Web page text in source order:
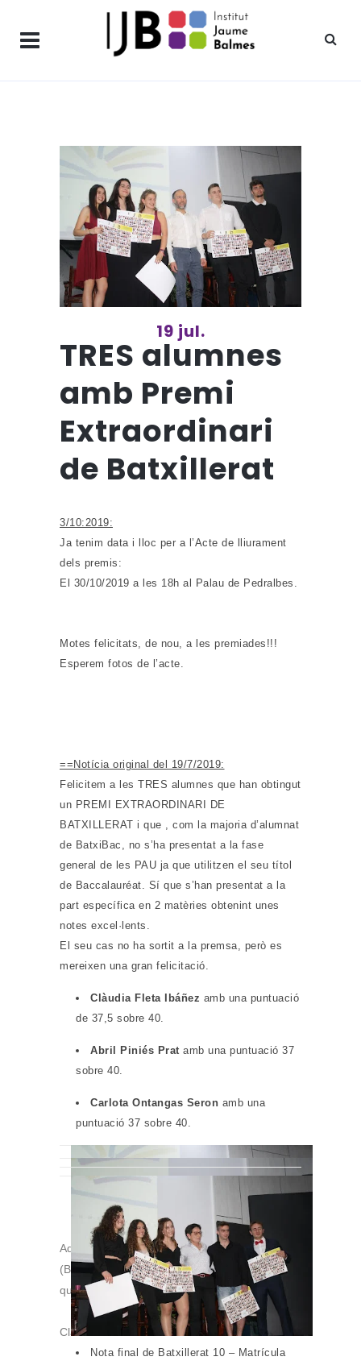
19 jul.
TRES alumnes
amb Premi
Extraordinari
de Batxillerat
3/10:2019:
Ja tenim data i lloc per a l’Acte de lliurament
dels premis:
El 30/10/2019 a les 18h al Palau de Pedralbes.
Motes felicitats, de nou, a les premiades!!!
Esperem fotos de l’acte.
==Notícia original del 19/7/2019:
Felicitem a les TRES alumnes que han obtingut
un PREMI EXTRAORDINARI DE
BATXILLERAT i que
, com la majoria d’alumnat
de BatxiBac, no s’ha presentat a la fase
general de les PAU ja que utilitzen el seu títol
de Baccalauréat. Sí que s’han presentat a la
part específica en 2 matèries obtenint unes
notes excel·lents.
El seu cas no ha sortit a la premsa, però es
mereixen una gran felicitació.
Clàudia Fleta Ibáñez amb una puntuació
de 37,5 sobre 40.
Abril Piniés Prat amb una puntuació 37
sobre 40.
Carlota Ontangas Seron amb una
puntuació 37 sobre 40.
Aquestes tres alumnes han fet el BatxiBac
(Batxillerat + Baccalauréat). amb unes
qualificacions magnífiques:
Claudia Fleta:
Nota final de Batxillerat 10 – Matrícula